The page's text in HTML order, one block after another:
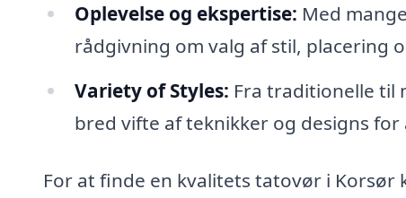
Oplevelse og ekspertise: Med
rådgivning om valg af stil, placering
Variety of Styles: Fra traditionelle til
bred vifte af teknikker og designs
For at finde en kvalitets tatovør i